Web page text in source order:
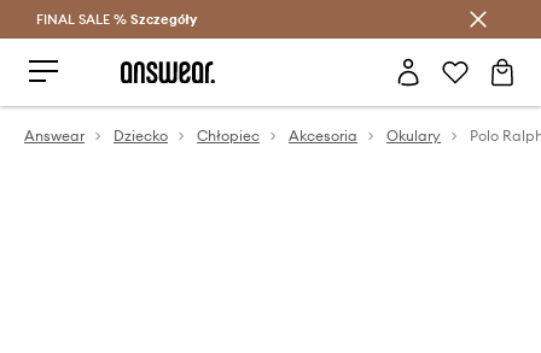
Oszczędzaj z Answear Club >
FINAL SALE % Szczegóły
Answear Dziecko Chłopiec Akcesoria Okulary